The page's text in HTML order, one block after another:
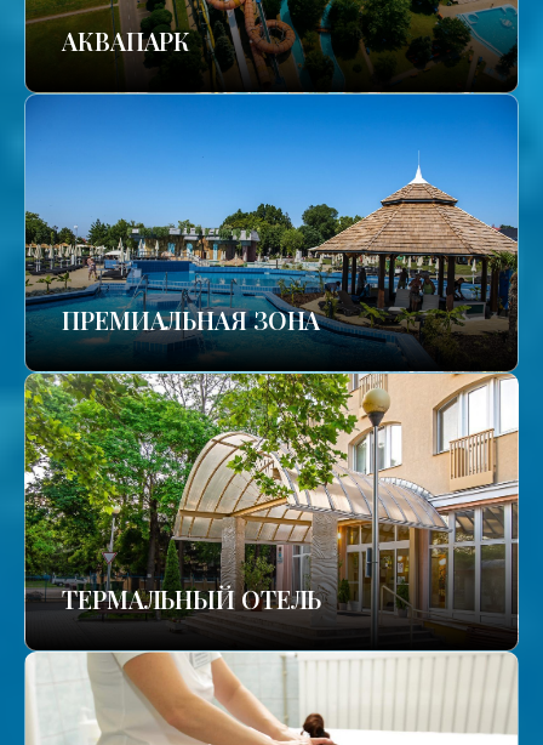
АКВАПАРК
ПРЕМИАЛЬНАЯ ЗОНА
ТЕРМАЛЬНЫЙ ОТЕЛЬ